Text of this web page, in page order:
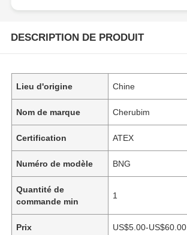
DESCRIPTION DE PRODUIT
Lieu d'origine Chine
Nom de marque Cherubim
Certification ATEX
Numéro de modèle BNG
Quantité de
commande min
1
Prix US$5.00-US$60.00